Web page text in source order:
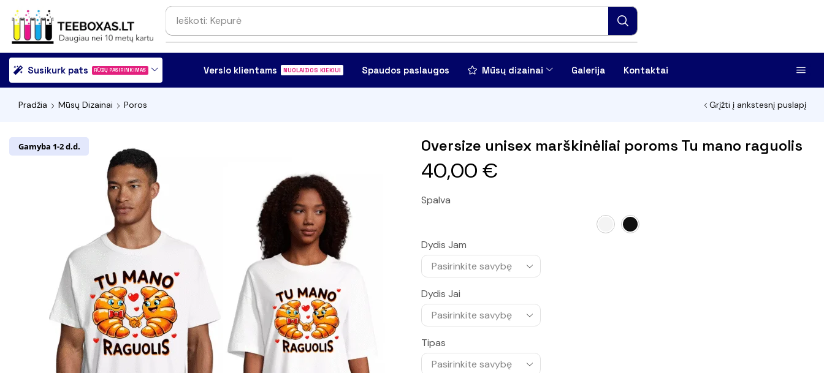
Ieškoti: Džemperis
Susikurk pats RŪBŲ PASIRINKIMAS Verslo klientams NUOLAIDOS KIEKIUI Spaudos paslaugos Mūsų dizainai Galerija Kontaktai
Pradžia Mūsų Dizainai Poros Grįžti į ankstesnį puslapį
Gamyba 1-2 d.d. Oversize unisex marškinėliai poroms Tu mano raguolis
40,00 €
Spalva
Dydis Jam
Dydis Jai
Tipas